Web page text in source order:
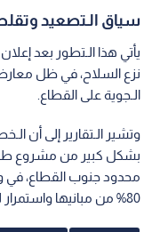
سياق الـتصعيد
يأتي هذا الـتطور بعد
نزع السلاح، في ظل
الـجوية على القطاع.
وتشير الـتقارير إلى أن
بشكل كبير من مشروع
محدود جنوب القطاع، في
80% من مبانيها واستمرار لجوء أغلب الـسكان في مخيمات مؤقتة.